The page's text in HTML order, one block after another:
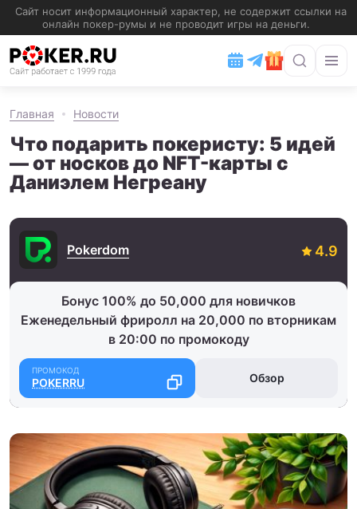
Главная Новости
Что подарить покеристу: 5 идей
— от носков до NFT-карты с
Даниэлем Негреану
Pokerdom
Бонус 100% до 50,000 для новичков
Еженедельный фриролл на 20,000 по вторникам
в 20:00 по промокоду
POKERRU Обзор